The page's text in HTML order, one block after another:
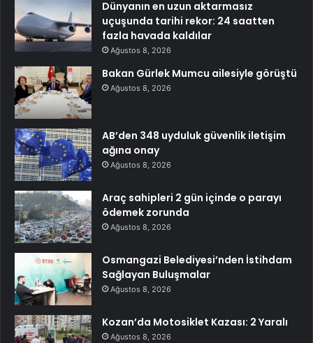
Dünyanın en uzun aktarmasız
uçuşunda tarihi rekor: 24 saatten
fazla havada kaldılar
Ağustos 8, 2026
Bakan Gürlek Mumcu ailesiyle görüştü
Ağustos 8, 2026
AB’den 348 uyduluk güvenlik iletişim
ağına onay
Ağustos 8, 2026
Araç sahipleri 2 gün içinde o parayı
ödemek zorunda
Ağustos 8, 2026
Osmangazi Belediyesi’nden İstihdam
Sağlayan Buluşmalar
Ağustos 8, 2026
Kozan’da Motosiklet Kazası: 2 Yaralı
Ağustos 8, 2026